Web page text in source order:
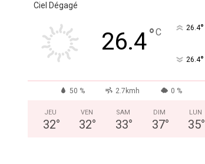
Ciel Dégagé
26.4°C 26.4°
26.4°
50 % 2.7kmh 0 %
JEU
32°
VEN
32°
SAM
33°
DIM
37°
LUN
35°